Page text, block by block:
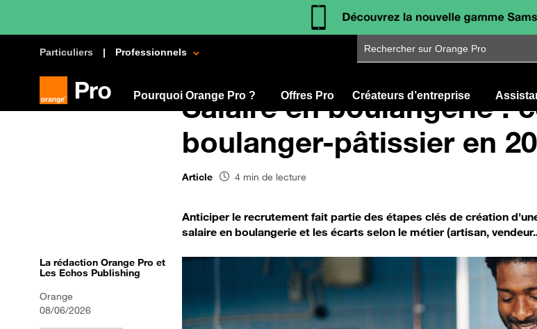
Particuliers Professionnels
Rechercher sur Orange Pro
Pourquoi Orange Pro ? Offres Pro Créateurs d’entreprise
Salaire en boulangerie :
boulanger-pâtissier en
Article 4 min de lecture
Anticiper le recrutement fait partie des étapes clés de création
salaire en boulangerie et les écarts selon le métier (artisan,
La rédaction Orange Pro et
Les Echos Publishing
Orange
08/06/2026